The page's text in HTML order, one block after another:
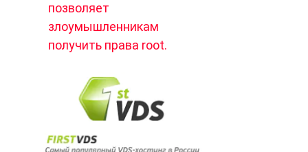
позволяет
злоумышленникам
получить права root.